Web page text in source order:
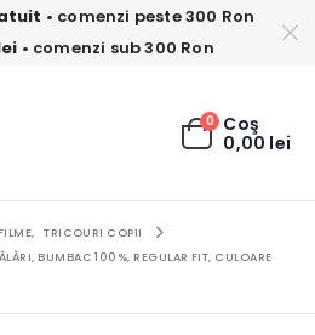
• comenzi peste 300 Ron
• comenzi sub 300 Ron
0 Coş
0,00 lei
,
TRICOURI COPII
BUMBAC 100%, REGULAR FIT, CULOARE